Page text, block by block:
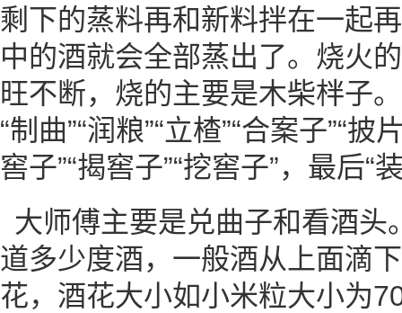
剩下的蒸料再和新料拌在一起
中的酒就会全部蒸出了。烧火
旺不断，烧的主要是木柴柈子
“制曲”“润粮”“立楂”“合案子”“披
窖子”“揭窖子”“挖窖子”，最后“
大师傅主要是兑曲子和看酒头
道多少度酒，一般酒从上面滴
花，酒花大小如小米粒大小为